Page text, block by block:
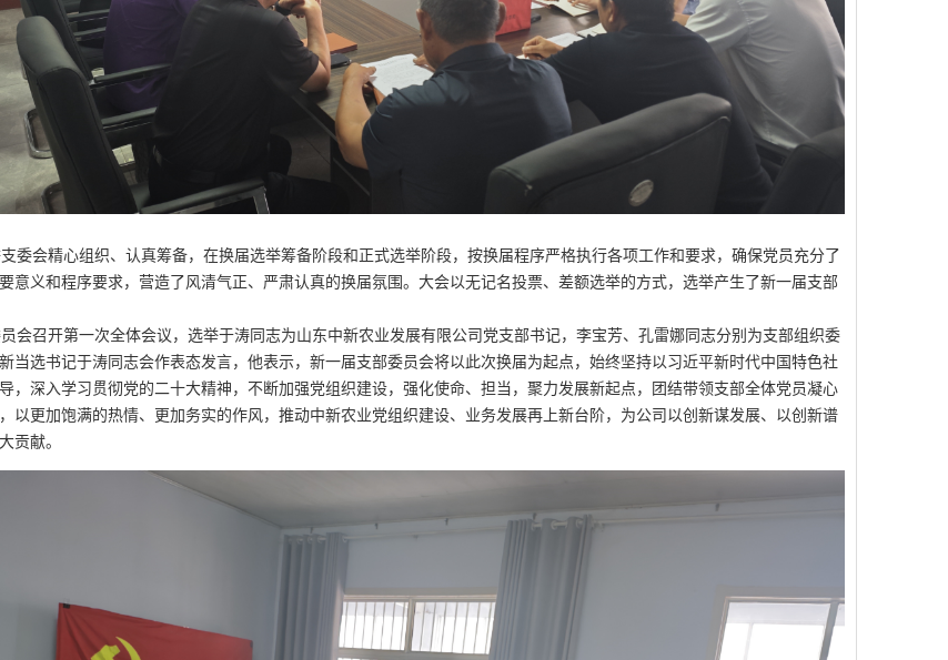
委会精心组织、认真筹备，在换届选举筹备阶段和正式选举阶段，按换届程序严格执行各项工作和要求，确保党员充分了
意义和程序要求，营造了风清气正、严肃认真的换届氛围。大会以无记名投票、差额选举的方式，选举产生了新一届支部
会召开第一次全体会议，选举于涛同志为山东中新农业发展有限公司党支部书记，李宝芳、孔雷娜同志分别为支部组织委
当选书记于涛同志会作表态发言，他表示，新一届支部委员会将以此次换届为起点，始终坚持以习近平新时代中国特色社
，深入学习贯彻党的二十大精神，不断加强党组织建设，强化使命、担当，聚力发展新起点，团结带领支部全体党员凝心
以更加饱满的热情、更加务实的作风，推动中新农业党组织建设、业务发展再上新台阶，为公司以创新谋发展、以创新谱
贡献。